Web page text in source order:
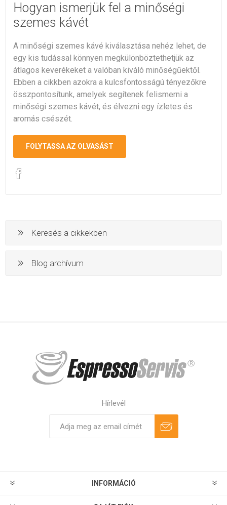
Hogyan ismerjük fel a minőségi
szemes kávét
A minőségi szemes kávé kiválasztása nehéz lehet, de
egy kis tudással könnyen megkülönböztethetjük az
átlagos keverékeket a valóban kiváló minőségűektől.
Ebben a cikkben azokra a kulcsfontosságú tényezőkre
összpontosítunk, amelyek segítenek felismerni a
minőségi szemes kávét, és élvezni egy ízletes és
aromás csészét.
FOLYTASSA AZ OLVASÁST
Keresés a cikkekben
Blog archívum
Hírlevél
INFORMÁCIÓ